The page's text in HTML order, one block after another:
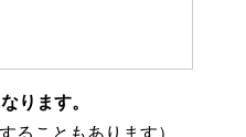
ります。